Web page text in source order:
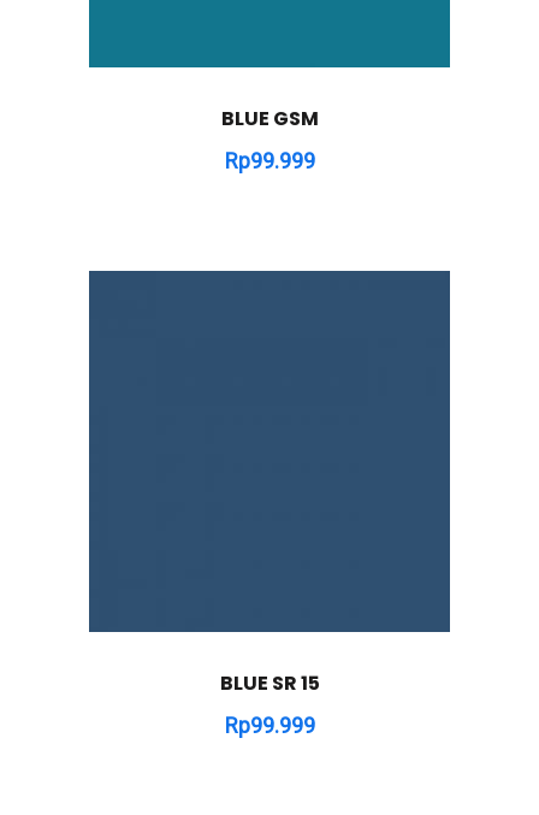
BLUE GSM
Rp99.999
BLUE SR 15
Rp99.999